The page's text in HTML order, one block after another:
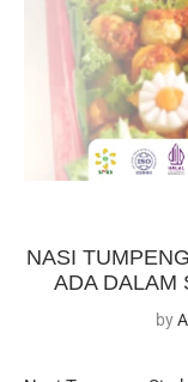
NASI
ADA DALAM
by